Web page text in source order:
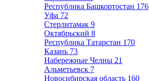
Республика Башкортостан 176
Уфа 72
Стерлитамак 9
Октябрьский 8
Республика Татарстан 170
Казань 73
Набережные Челны 21
Альметьевск 7
Новосибирская область 160